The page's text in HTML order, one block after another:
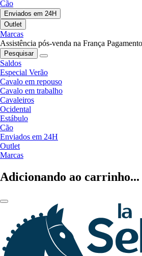
Cão
Enviados em 24H
Outlet
Marcas
Assistência pós-venda na França
Pesquisar
Saldos
Especial Verão
Cavalo em repouso
Cavalo em trabalho
Cavaleiros
Ocidental
Estábulo
Cão
Enviados em 24H
Outlet
Marcas
Adicionando ao carrinho...